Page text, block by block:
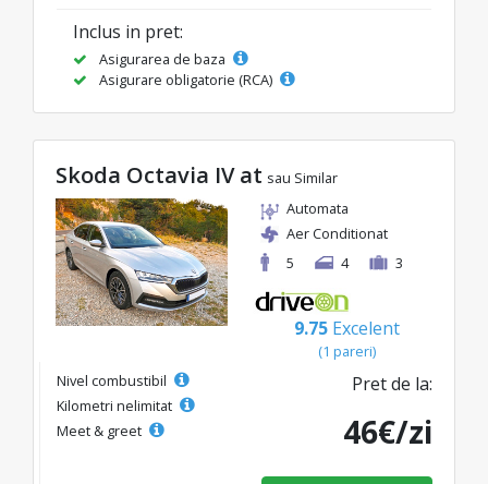
Inclus in pret:
Asigurarea de baza
Asigurare obligatorie (RCA)
Skoda Octavia IV at sau Similar
Automata
Aer Conditionat
5
4 3
9.75 Excelent
(1 pareri)
Nivel combustibil
Kilometri nelimitat
Meet & greet
Pret de la:
46€/zi